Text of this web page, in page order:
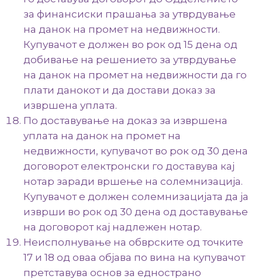
за финансиски прашања за утврдување
на данок на промет на недвижности.
Купувачот е должен во рок од 15 дена од
добивање на решението за утврдување
на данок на промет на недвижности да го
плати данокот и да достави доказ за
извршена уплата.
По доставување на доказ за извршена
уплата на данок на промет на
недвижности, купувачот во рок од 30 дена
договорот електронски го доставува кај
нотар заради вршење на солемнизација.
Купувачот е должен солемнизацијата да ја
изврши во рок од 30 дена од доставување
на договорот кај надлежен нотар.
Неисполнување на обврските од точките
17 и 18 од оваа објава по вина на купувачот
претставува основ за еднострано